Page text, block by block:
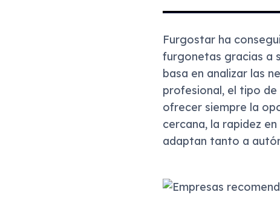
Furgostar ha
furgonetas gracias a
basa en analizar las
profesional, el tipo
ofrecer siempre la
cercana, la rapidez
adaptan tanto a